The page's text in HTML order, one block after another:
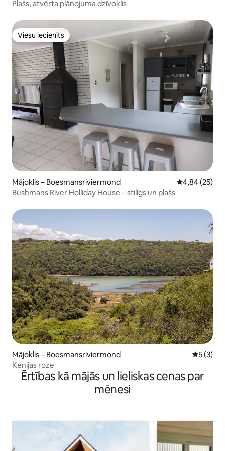
Plašs, atvērta plānojuma dzīvoklis
Viesu iecienīts
Viesu iecienīts
Mājoklis – Boesmansriviermond Vidējais
4,84 (25)
Bushmans River Holliday House – stilīgs un plašs
Mājoklis – Boesmansriviermond Vidējais
5 (3)
Kenijas roze
Ērtības kā mājās un lieliskas cenas par
mēnesi